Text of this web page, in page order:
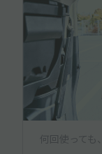
何回使っても